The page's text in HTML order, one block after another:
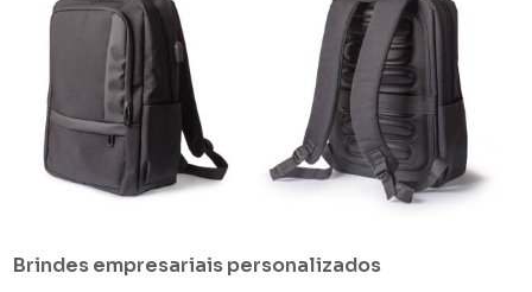
Brindes empresariais personalizados